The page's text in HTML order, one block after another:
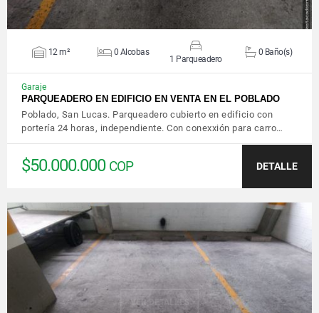
12 m² 0 Alcobas
1 Parqueadero
0 Baño(s)
Garaje
PARQUEADERO EN EDIFICIO EN VENTA EN EL POBLADO
Poblado, San Lucas. Parqueadero cubierto en edificio con
portería 24 horas, independiente. Con conexxión para carro…
$50.000.000 COP DETALLE
VER DETALLES